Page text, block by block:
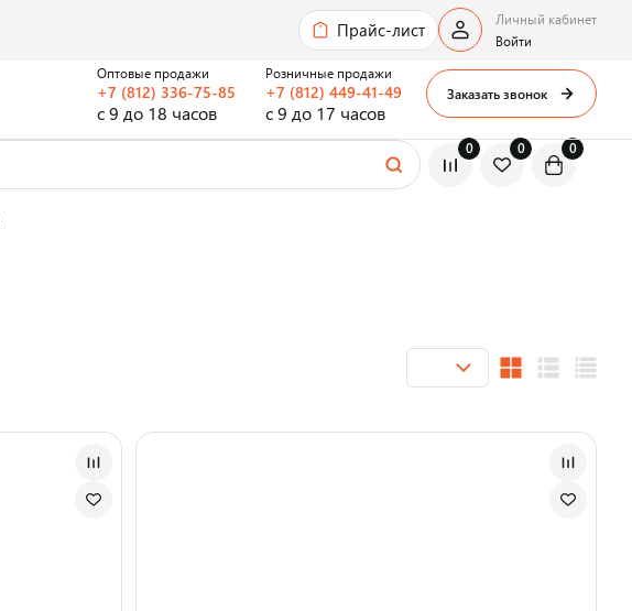
Прайс-лист
0 0 0
Оптовые продажи
+7 (812) 336-75-85
с 9 до 18 часов
Розничные продажи
+7 (812) 449-41-49
с 9 до 17 часов
Заказать звонок
Личный кабинет
Войти